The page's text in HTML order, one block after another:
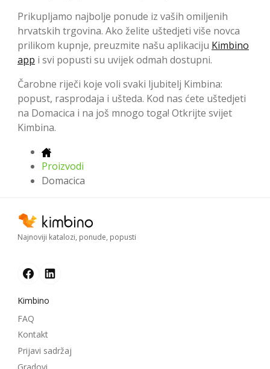
Prikupljamo najbolje ponude iz vaših omiljenih
hrvatskih trgovina. Ako želite uštedjeti više novca
prilikom kupnje, preuzmite našu aplikaciju Kimbino
app i svi popusti su uvijek odmah dostupni.
Čarobne riječi koje voli svaki ljubitelj Kimbina:
popust, rasprodaja i ušteda. Kod nas ćete uštedjeti
na Domacica i na još mnogo toga! Otkrijte svijet
Kimbina.
Proizvodi
Domacica
Najnoviji katalozi, ponude, popusti
Kimbino
FAQ
Kontakt
Prijavi sadržaj
Gradovi